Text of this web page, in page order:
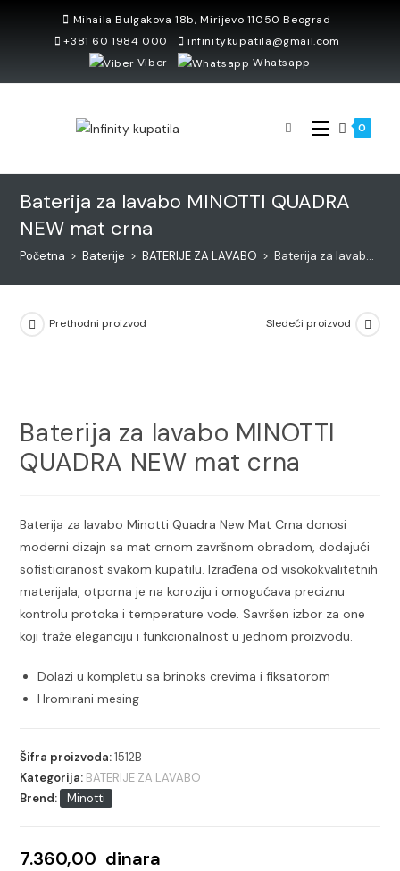
Mihaila Bulgakova 18b, Mirijevo 11050 Beograd
+381 60 1984 000
infinitykupatila@gmail.com
Viber
Whatsapp
0
Baterija za lavabo MINOTTI QUADRA
NEW mat crna
Početna > Baterije > BATERIJE ZA LAVABO > Baterija za lavabo MINOTTI QUADRA NEW mat crna
Prethodni proizvod Sledeći proizvod
Baterija za lavabo MINOTTI
QUADRA NEW mat crna
Baterija za lavabo Minotti Quadra New Mat Crna donosi
moderni dizajn sa mat crnom završnom obradom, dodajući
sofisticiranost svakom kupatilu. Izrađena od visokokvalitetnih
materijala, otporna je na koroziju i omogućava preciznu
kontrolu protoka i temperature vode. Savršen izbor za one
koji traže eleganciju i funkcionalnost u jednom proizvodu.
Dolazi u kompletu sa brinoks crevima i fiksatorom
Hromirani mesing
Šifra proizvoda:1512B
Kategorija: BATERIJE ZA LAVABO
Brend:
Minotti
7.360,00 dinara